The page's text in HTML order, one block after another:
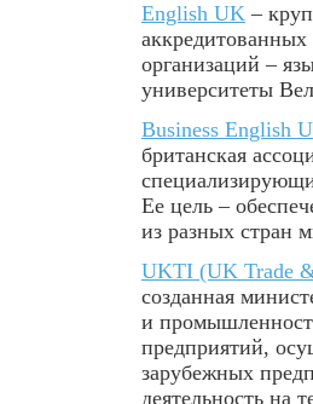
English UK –
организаций –
университеты
Business English
британская
Ее цель –
из разных стран
UKTI (UK Trade
созданная
и
предприятий,
зарубежных
деятельность на